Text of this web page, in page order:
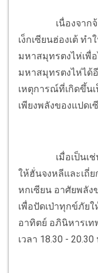
เนื่องจาก
เง็กเซียนฮ่องเต้ ท
มหาสมุทรตงไห่เพื่
มหาสมุทรตงไห่ได้
เหตุการณ์ที่เกิดขึ้น
เพียงพลังของแปด
เมื่อเป็นเ
ให้ฮั่นจงหลีและเถี่
หกเซียน อาศัยพลั
เพื่อปัดเป่าทุกข์ภัย
อาทิตย์ อภินิหารเท
เวลา 18.30 - 20.30